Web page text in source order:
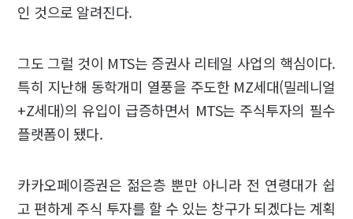
인 것으로 알려진다.
그도 그럴 것이 MTS는 증권사 리테일 사업의 핵심이다.
특히 지난해 동학개미 열풍을 주도한 MZ세대(밀레니얼
+Z세대)의 유입이 급증하면서 MTS는 주식투자의 필수
플랫폼이 됐다.
카카오페이증권은 젊은층 뿐만 아니라 전 연령대가 쉽
고 편하게 주식 투자를 할 수 있는 창구가 되겠다는 계획